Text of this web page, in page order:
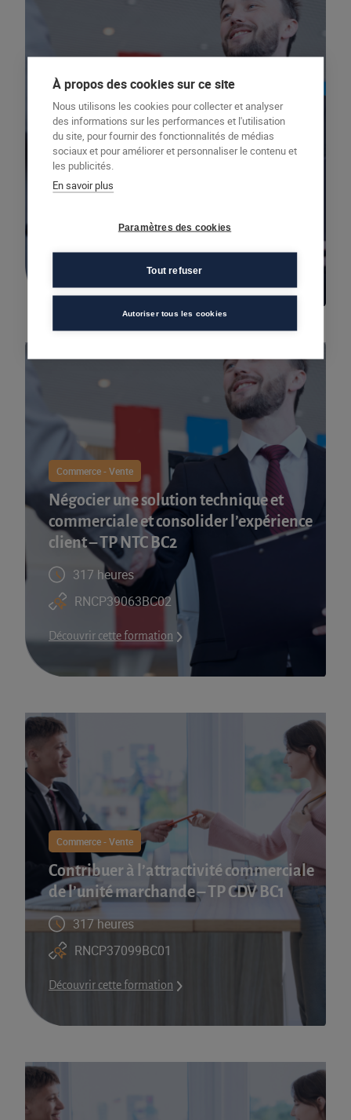
Commerce - Vente
Élaborer une stratégie de prospection et
la mettre en œuvre – TP NTC BC1
RNCP39063BC01
Découvrir cette formation
Commerce - Vente
Négocier une solution technique et
commerciale et consolider l’expérience
client – TP NTC BC2
317 heures
RNCP39063BC02
Découvrir cette formation
Commerce - Vente
Contribuer à l’attractivité commerciale
de l’unité marchande – TP CDV BC1
317 heures
RNCP37099BC01
Découvrir cette formation
À propos des cookies sur ce site
Nous utilisons les cookies pour collecter et analyser
des informations sur les performances et l'utilisation
du site, pour fournir des fonctionnalités de médias
sociaux et pour améliorer et personnaliser le contenu et
les publicités.
En savoir plus
Paramètres des cookies
Tout refuser
Autoriser tous les cookies